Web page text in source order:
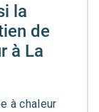
la
de
à La
à chaleur